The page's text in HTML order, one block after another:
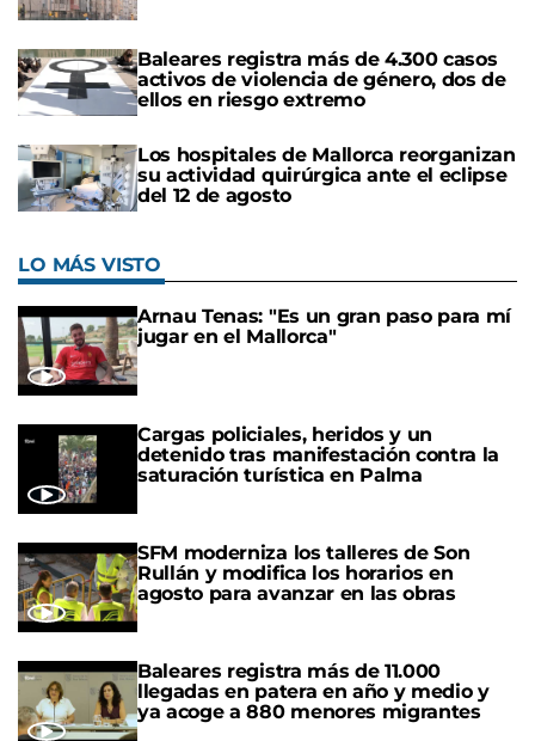
Baleares registra más de 4.300 casos
activos de violencia de género, dos de
ellos en riesgo extremo
Los hospitales de Mallorca reorganizan
su actividad quirúrgica ante el eclipse
del 12 de agosto
LO MÁS VISTO
Arnau Tenas: "Es un gran paso para mí
jugar en el Mallorca"
Cargas policiales, heridos y un
detenido tras manifestación contra la
saturación turística en Palma
SFM moderniza los talleres de Son
Rullán y modifica los horarios en
agosto para avanzar en las obras
Baleares registra más de 11.000
llegadas en patera en año y medio y
ya acoge a 880 menores migrantes